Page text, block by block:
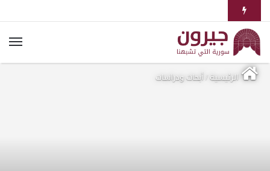
الرئيسية/أبحاث ودراسات